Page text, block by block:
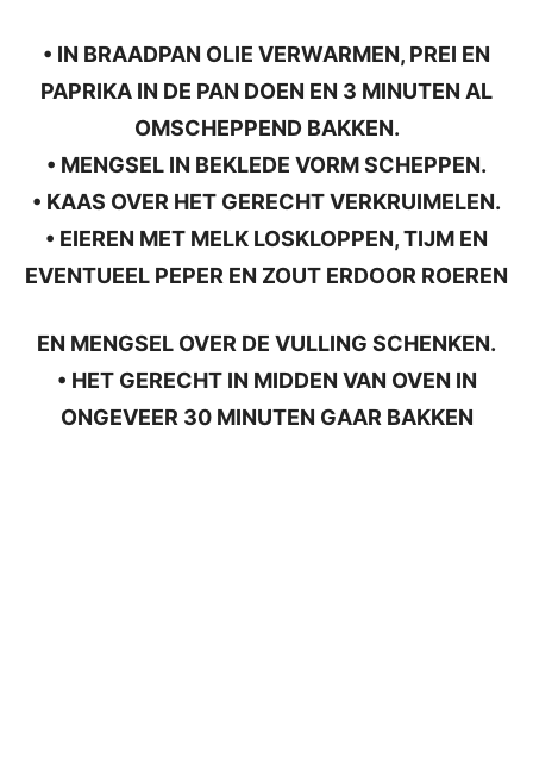
• IN BRAADPAN OLIE VERWARMEN, PREI EN
PAPRIKA IN DE PAN DOEN EN 3 MINUTEN AL
OMSCHEPPEND BAKKEN.
• MENGSEL IN BEKLEDE VORM SCHEPPEN.
• KAAS OVER HET GERECHT VERKRUIMELEN.
• EIEREN MET MELK LOSKLOPPEN, TIJM EN
EVENTUEEL PEPER EN ZOUT ERDOOR ROEREN
EN MENGSEL OVER DE VULLING SCHENKEN.
• HET GERECHT IN MIDDEN VAN OVEN IN
ONGEVEER 30 MINUTEN GAAR BAKKEN